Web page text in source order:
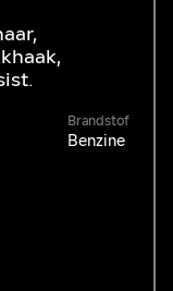
Brandstof
Benzine